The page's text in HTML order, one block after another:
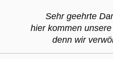
Sehr geehrte
hier kommen
denn wir